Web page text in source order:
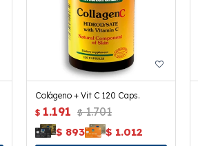
Colágeno + Vit C 120 Caps.
$ 1.191 $ 1.701
$ 893 $ 1.012